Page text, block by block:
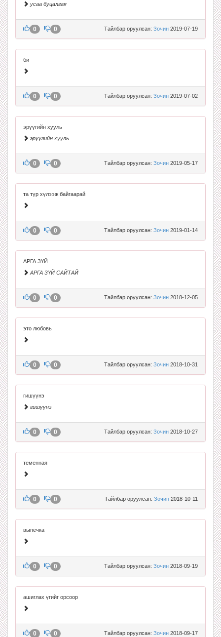
усаа буцалгая
Тайлбар оруулсан: Зочин 2019-07-19
0 0
би
Тайлбар оруулсан: Зочин 2019-07-02
0 0
эрүүгийн хууль
эрүүгийн хууль
Тайлбар оруулсан: Зочин 2019-05-17
0 0
та түр хүлээж байгаарай
Тайлбар оруулсан: Зочин 2019-01-14
0 0
АРГА ЗҮЙ
АРГА ЗҮЙ САЙТАЙ
Тайлбар оруулсан: Зочин 2018-12-05
0 0
это любовь
Тайлбар оруулсан: Зочин 2018-10-31
0 0
гишүүнэ
гишүүнэ
Тайлбар оруулсан: Зочин 2018-10-27
0 0
теменная
Тайлбар оруулсан: Зочин 2018-10-11
0 0
выпечка
Тайлбар оруулсан: Зочин 2018-09-19
0 0
ашиглах үгийг орсоор
Тайлбар оруулсан: Зочин 2018-09-17
0 0